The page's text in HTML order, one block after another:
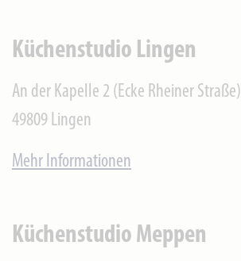
Küchenstudio Lingen
An der Kapelle 2 (Ecke Rheiner Straße)
49809 Lingen
Mehr Informationen
Küchenstudio Meppen